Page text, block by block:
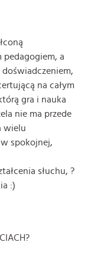
a
na całym
gra i nauka
nie ma przede
wielu
spokojnej,
słuchu, ?
:)